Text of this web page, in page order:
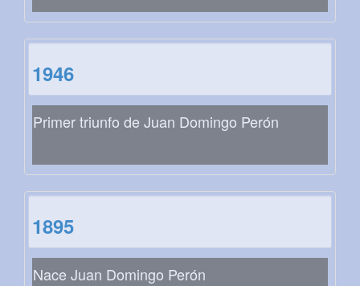
1946
Primer triunfo de Juan Domingo Perón
1895
Nace Juan Domingo Perón